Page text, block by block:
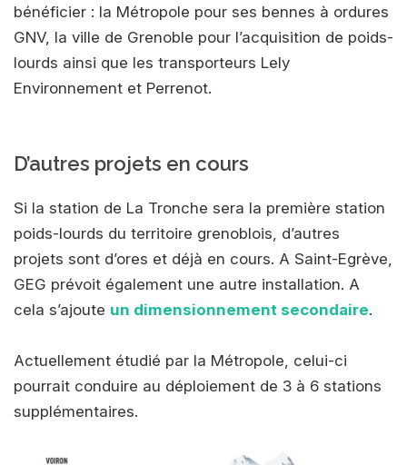
bénéficier : la Métropole pour ses bennes à ordures
GNV, la ville de Grenoble pour l’acquisition de poids-
lourds ainsi que les transporteurs Lely
Environnement et Perrenot.
D’autres projets en cours
Si la station de La Tronche sera la première station
poids-lourds du territoire grenoblois, d’autres
projets sont d’ores et déjà en cours. A Saint-Egrève,
GEG prévoit également une autre installation. A
cela s’ajoute un dimensionnement secondaire.
Actuellement étudié par la Métropole, celui-ci
pourrait conduire au déploiement de 3 à 6 stations
supplémentaires.